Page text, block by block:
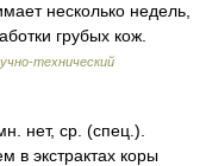
несколько недель,
грубых кож.
технический
нет, ср. (спец.).
в экстрактах коры